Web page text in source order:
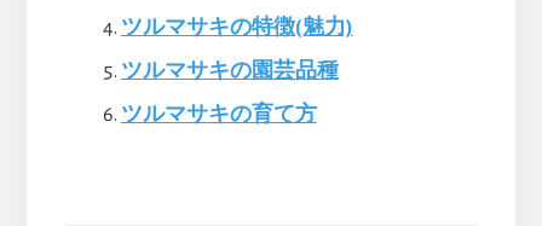
ツルマサキの特徴(魅力)
ツルマサキの園芸品種
ツルマサキの育て方